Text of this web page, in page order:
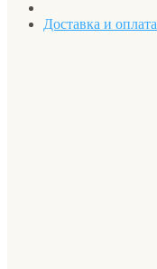
Доставка и оплата